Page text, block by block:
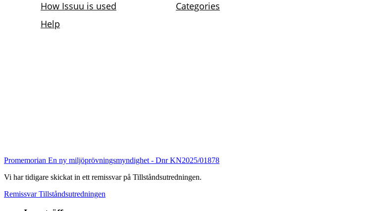
Promemorian En ny miljöprövningsmyndighet - Dnr KN2025/01878
Vi har tidigare skickat in ett remissvar på Tillståndsutredningen.
Remissvar Tillståndsutredningen